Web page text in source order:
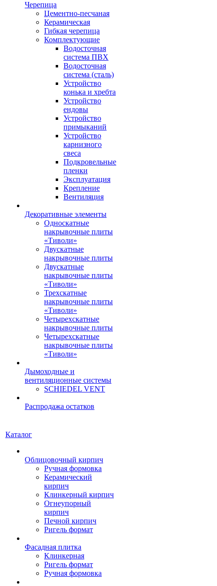
Черепица
Цементно-песчаная
Керамическая
Гибкая черепица
Комплектующие
Водосточная
система ПВХ
Водосточная
система (сталь)
Устройство
конька и хребта
Устройство
ендовы
Устройство
примыканий
Устройство
карнизного
свеса
Подкровельные
пленки
Эксплуатация
Крепление
Вентиляция
Декоративные элементы
Односкатные
накрывочные плиты
«Тиволи»
Двускатные
накрывочные плиты
Двускатные
накрывочные плиты
«Тиволи»
Трехскатные
накрывочные плиты
«Тиволи»
Четырехскатные
накрывочные плиты
Четырехскатные
накрывочные плиты
«Тиволи»
Дымоходные и
вентиляционные системы
SCHIEDEL VENT
Распродажа остатков
Каталог
Облицовочный кирпич
Ручная формовка
Керамический
кирпич
Клинкерный кирпич
Огнеупорный
кирпич
Печной кирпич
Ригель формат
Фасадная плитка
Клинкерная
Ригель формат
Ручная формовка